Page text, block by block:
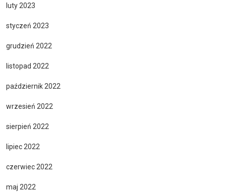
luty 2023
styczeń 2023
grudzień 2022
listopad 2022
październik 2022
wrzesień 2022
sierpień 2022
lipiec 2022
czerwiec 2022
maj 2022